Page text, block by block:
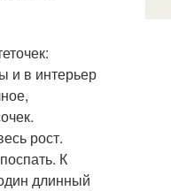
и в интерьер
рост.
К
длинный